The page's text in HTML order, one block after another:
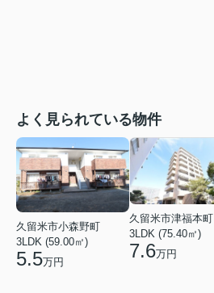
よく見られている物件
久留米市小森野町
3LDK (59.00㎡)
5.5万円
久留米市津福本町
3LDK (75.40㎡)
7.6万円